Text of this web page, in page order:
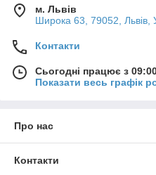
м. Львів
Широка 63, 79052, Львів,
Контакти
Сьогодні працює з
Показати весь графік
Про нас
Контакти